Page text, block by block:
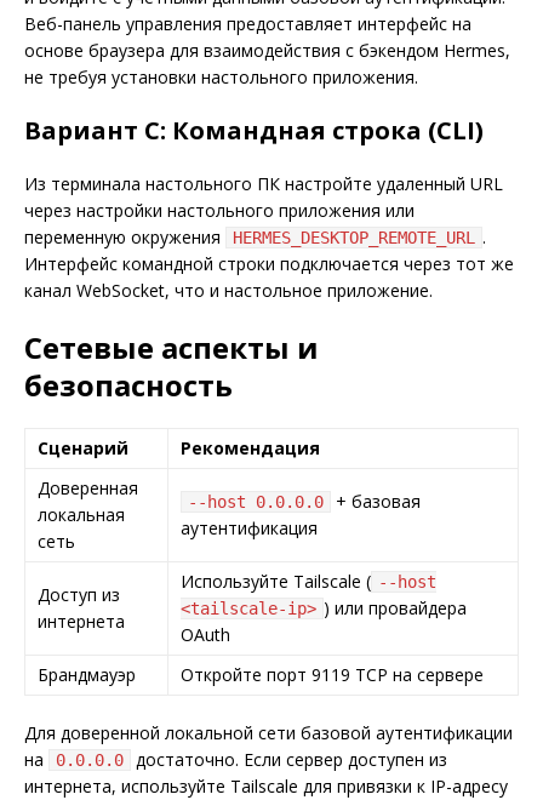
Веб-панель управления предоставляет интерфейс на
основе браузера для взаимодействия с бэкендом Hermes,
не требуя установки настольного приложения.
Вариант C: Командная строка (CLI)
Из терминала настольного ПК настройте удаленный URL
через настройки настольного приложения или
переменную окружения
HERMES_DESKTOP_REMOTE_URL .
Интерфейс командной строки подключается через тот же
канал WebSocket, что и настольное приложение.
Сетевые аспекты и
безопасность
Сценарий
Рекомендация
Доверенная
локальная
сеть
--host 0.0.0.0
+ базовая
аутентификация
Доступ из
интернета
Используйте Tailscale ( --host
<tailscale-ip> ) или провайдера
OAuth
Брандмауэр
Откройте порт 9119 TCP на сервере
Для доверенной локальной сети базовой аутентификации
на
0.0.0.0
достаточно. Если сервер доступен из
интернета, используйте Tailscale для привязки к IP-адресу